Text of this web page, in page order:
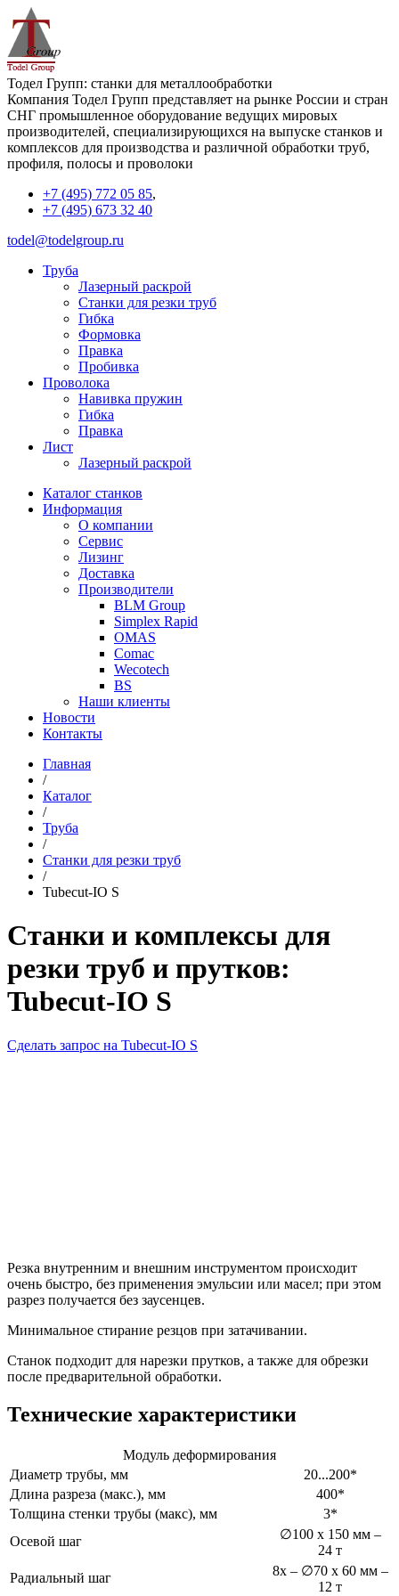
Тодел Групп: станки для металлообработки
Компания Тодел Групп представляет на рынке России и стран
СНГ промышленное оборудование ведущих мировых
производителей, специализирующихся на выпуске станков и
комплексов для производства и различной обработки труб,
профиля, полосы и проволоки
+7 (495) 772 05 85,
+7 (495) 673 32 40
todel@todelgroup.ru
Труба
Лазерный раскрой
Станки для резки труб
Гибка
Формовка
Правка
Пробивка
Проволока
Навивка пружин
Гибка
Правка
Лист
Лазерный раскрой
Каталог станков
Информация
О компании
Сервис
Лизинг
Доставка
Производители
BLM Group
Simplex Rapid
OMAS
Comac
Wecotech
BS
Наши клиенты
Новости
Контакты
Главная
/
Каталог
/
Труба
/
Станки для резки труб
/
Tubecut-IO S
Станки и комплексы для
резки труб и прутков:
Tubecut-IO S
Сделать запрос на Tubecut-IO S
Резка внутренним и внешним инструментом происходит
очень быстро, без применения эмульсии или масел; при этом
разрез получается без заусенцев.
Минимальное стирание резцов при затачивании.
Станок подходит для нарезки прутков, а также для обрезки
после предварительной обработки.
Технические характеристики
Модуль деформирования
Диаметр трубы, мм
20...200*
Длина разреза (макс.), мм
400*
Толщина стенки трубы (макс), мм
3*
Осевой шаг
∅100 x 150 мм –
24 т
Радиальный шаг
8x – ∅70 x 60 мм –
12 т